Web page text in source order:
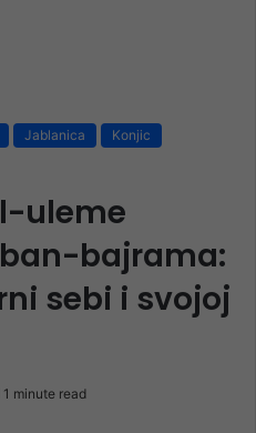
Jablanica
Konjic
uleme
bajrama:
sebi i svojoj
1 minute read